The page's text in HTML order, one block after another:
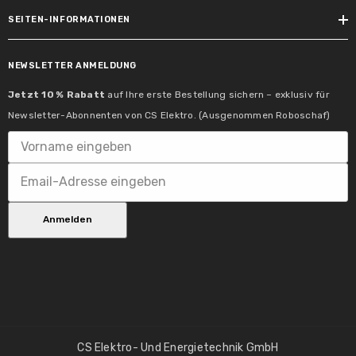
Dimmbar:
Nein
Inklusive Leuchtmittel:
Leuchte muss ersetzt werden.|5
SEITEN-INFORMATIONEN
NEWSLETTER ANMELDUNG
Jetzt 10 % Rabatt auf Ihre erste Bestellung sichern – exklusiv für
Newsletter-Abonnenten von CS Elektro. (Ausgenommen Roboschaf)
Anmelden
CS Elektro- Und Energietechnik GmbH